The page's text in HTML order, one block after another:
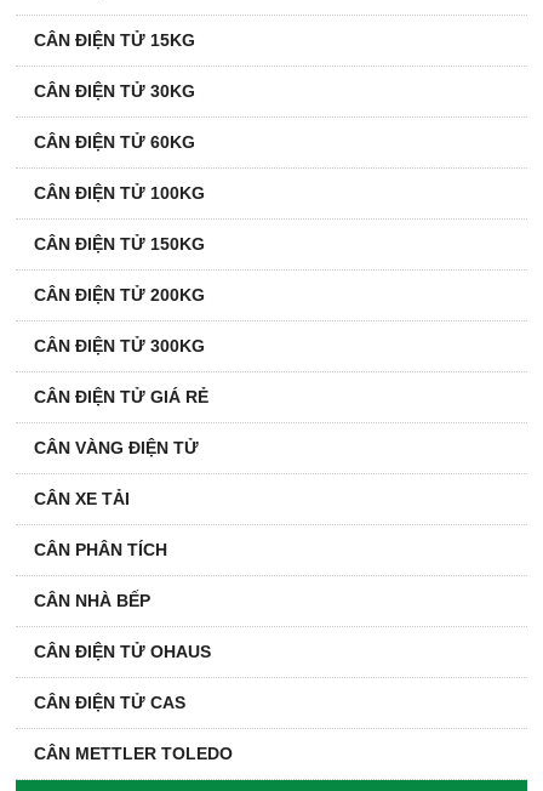
CÂN ĐIỆN TỬ 15KG
CÂN ĐIỆN TỬ 30KG
CÂN ĐIỆN TỬ 60KG
CÂN ĐIỆN TỬ 100KG
CÂN ĐIỆN TỬ 150KG
CÂN ĐIỆN TỬ 200KG
CÂN ĐIỆN TỬ 300KG
CÂN ĐIỆN TỬ GIÁ RẺ
CÂN VÀNG ĐIỆN TỬ
CÂN XE TẢI
CÂN PHÂN TÍCH
CÂN NHÀ BẾP
CÂN ĐIỆN TỬ OHAUS
CÂN ĐIỆN TỬ CAS
CÂN METTLER TOLEDO